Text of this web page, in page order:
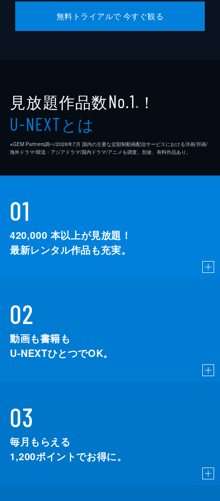
無料トライアルで 今すぐ観る
見放題作品数No.1 ※ ！
U-NEXTとは
※GEM Partners調べ/2026年7⽉ 国内の主要な定額制動画配信サービスにおける洋画/邦画/
海外ドラマ/韓流・アジアドラマ/国内ドラマ/アニメを調査。別途、有料作品あり。
01
420,000 本以上が見放題！
最新レンタル作品も充実。
02
動画も書籍も
U-NEXTひとつでOK。
03
毎月もらえる
1,200ポイントでお得に。